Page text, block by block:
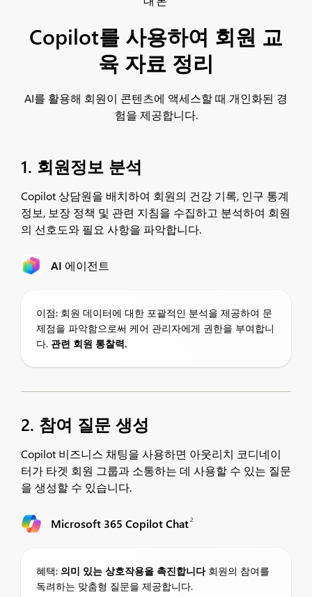
Copilot를 사용하여 회원 교
육 자료 정리
AI를 활용해 회원이 콘텐츠에 액세스할 때 개인화된 경
험을 제공합니다.
1. 회원정보 분석
Copilot 상담원을 배치하여 회원의 건강 기록, 인구 통계
정보, 보장 정책 및 관련 지침을 수집하고 분석하여 회원
의 선호도와 필요 사항을 파악합니다.
AI 에이전트
이점: 회원 데이터에 대한 포괄적인 분석을 제공하여 문
제점을 파악함으로써 케어 관리자에게 권한을 부여합니
다. 관련 회원 통찰력.
2. 참여 질문 생성
Copilot 비즈니스 채팅을 사용하면 아웃리치 코디네이
터가 타겟 회원 그룹과 소통하는 데 사용할 수 있는 질문
을 생성할 수 있습니다.
Microsoft 365 Copilot Chat2
혜택: 의미 있는 상호작용을 촉진합니다 회원의 참여를
독려하는 맞춤형 질문을 제공합니다.